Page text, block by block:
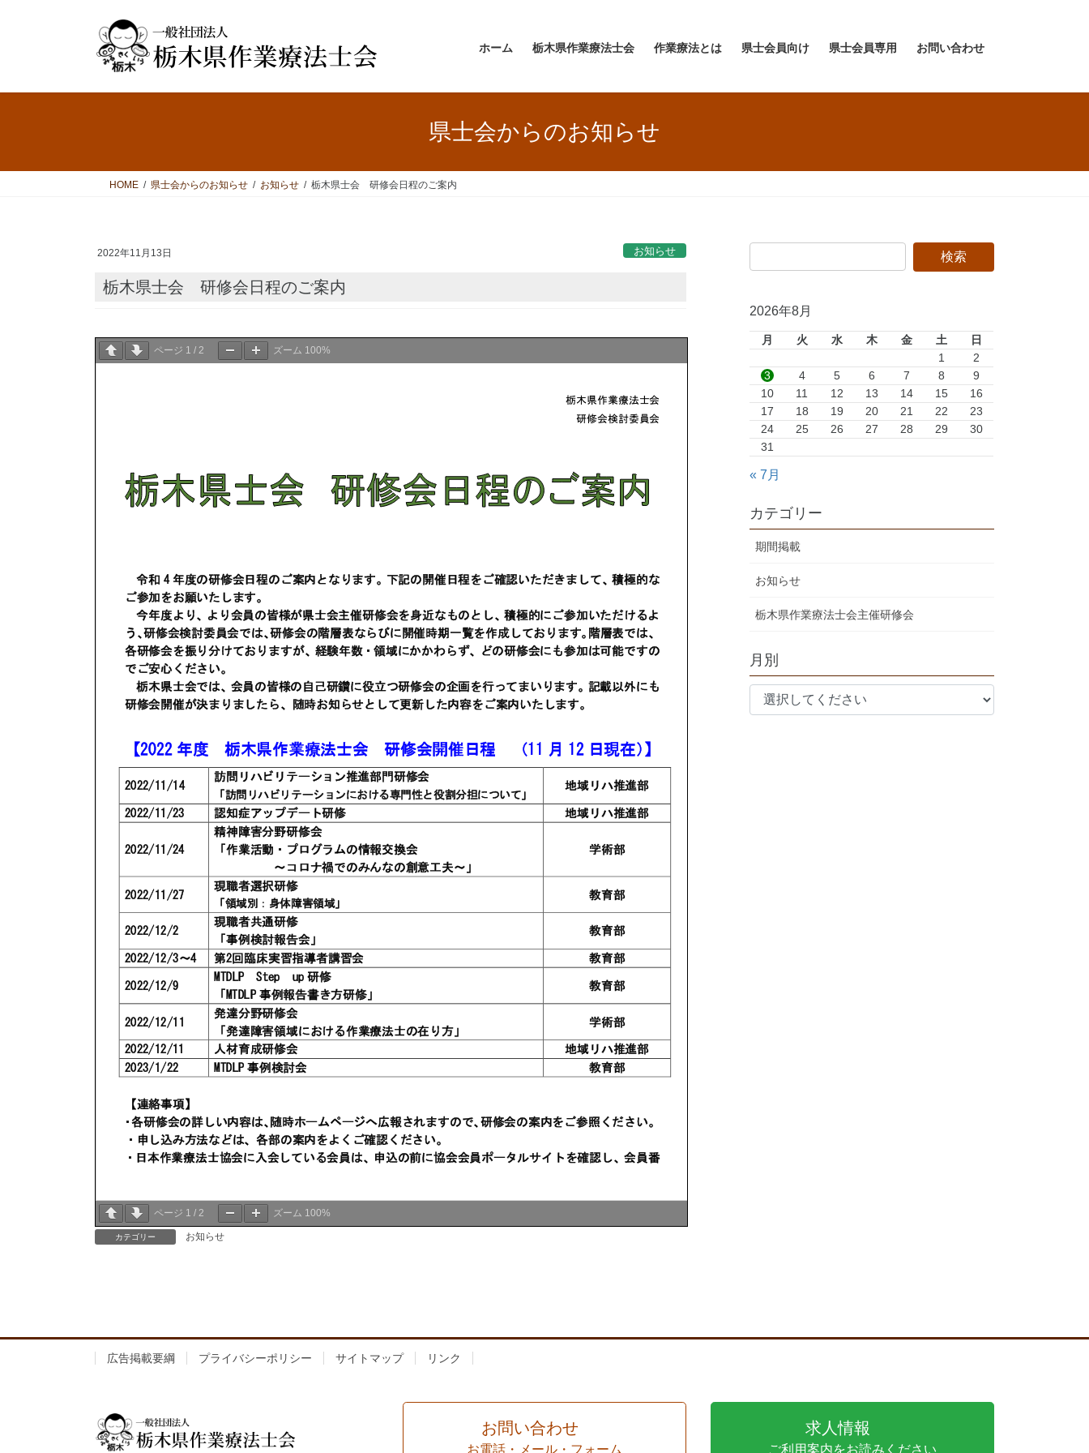
ホーム 栃木県作業療法士会 作業療法とは 県士会員向け 県士会員専用 お問い合わせ
県士会からのお知らせ
HOME 県士会からのお知らせ お知らせ 栃木県士会 研修会日程のご案内
2022年11月13日 お知らせ
栃木県士会 研修会日程のご案内
ページ 1 / 2 ズーム 100%
ページ 1 / 2 ズーム 100%
カテゴリー お知らせ
2026年8月
月 火 水 木 金 土
日
1
2
3
4 5 6 7 8
9
10
11 12 13 14 15
16
17
18 19 20 21 22
23
24
25 26 27 28 29
30
31
« 7月
カテゴリー
期間掲載
お知らせ
栃木県作業療法士会主催研修会
月別
広告掲載要綱 プライバシーポリシー サイトマップ リンク
お問い合わせ
お電話・メール・フォーム
求人情報
ご利用案内をお読みください